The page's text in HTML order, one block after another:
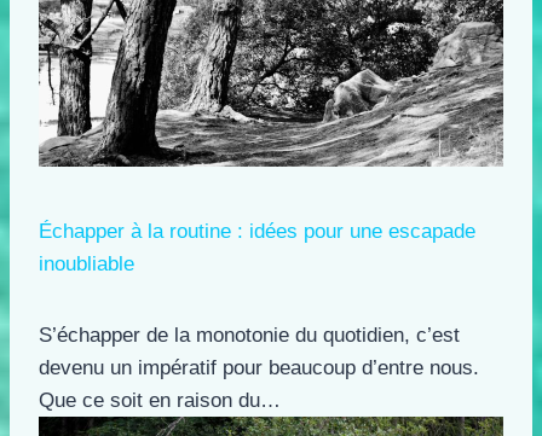
Échapper à la routine : idées pour une escapade
inoubliable
S’échapper de la monotonie du quotidien, c’est
devenu un impératif pour beaucoup d’entre nous.
Que ce soit en raison du…